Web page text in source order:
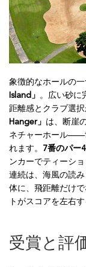
象徴的なホールの
Island」
。広い砂に
距離感とクラブ選
Hanger」 は、断崖
ネチャーホール——
れます。 7番のパー4
ンカーでティーシ
連続は、海風の読
体に、飛距離だけ
トがスコアを左右す
受賞と評